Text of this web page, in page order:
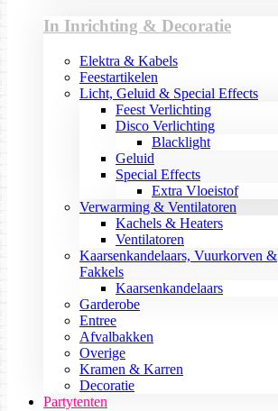
In Inrichting & Decoratie
Elektra & Kabels
Feestartikelen
Licht, Geluid & Special Effects
Feest Verlichting
Disco Verlichting
Blacklight
Geluid
Special Effects
Extra Vloeistof
Verwarming & Ventilatoren
Kachels & Heaters
Ventilatoren
Kaarsenkandelaars, Vuurkorven &
Fakkels
Kaarsenkandelaars
Garderobe
Entree
Afvalbakken
Overige
Kramen & Karren
Decoratie
Partytenten